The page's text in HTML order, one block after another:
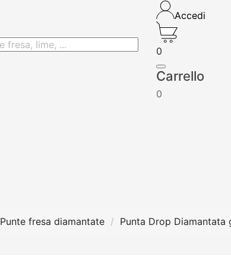
Accedi
0
Carrello
0
Punte fresa diamantate Punta Drop Diamantata